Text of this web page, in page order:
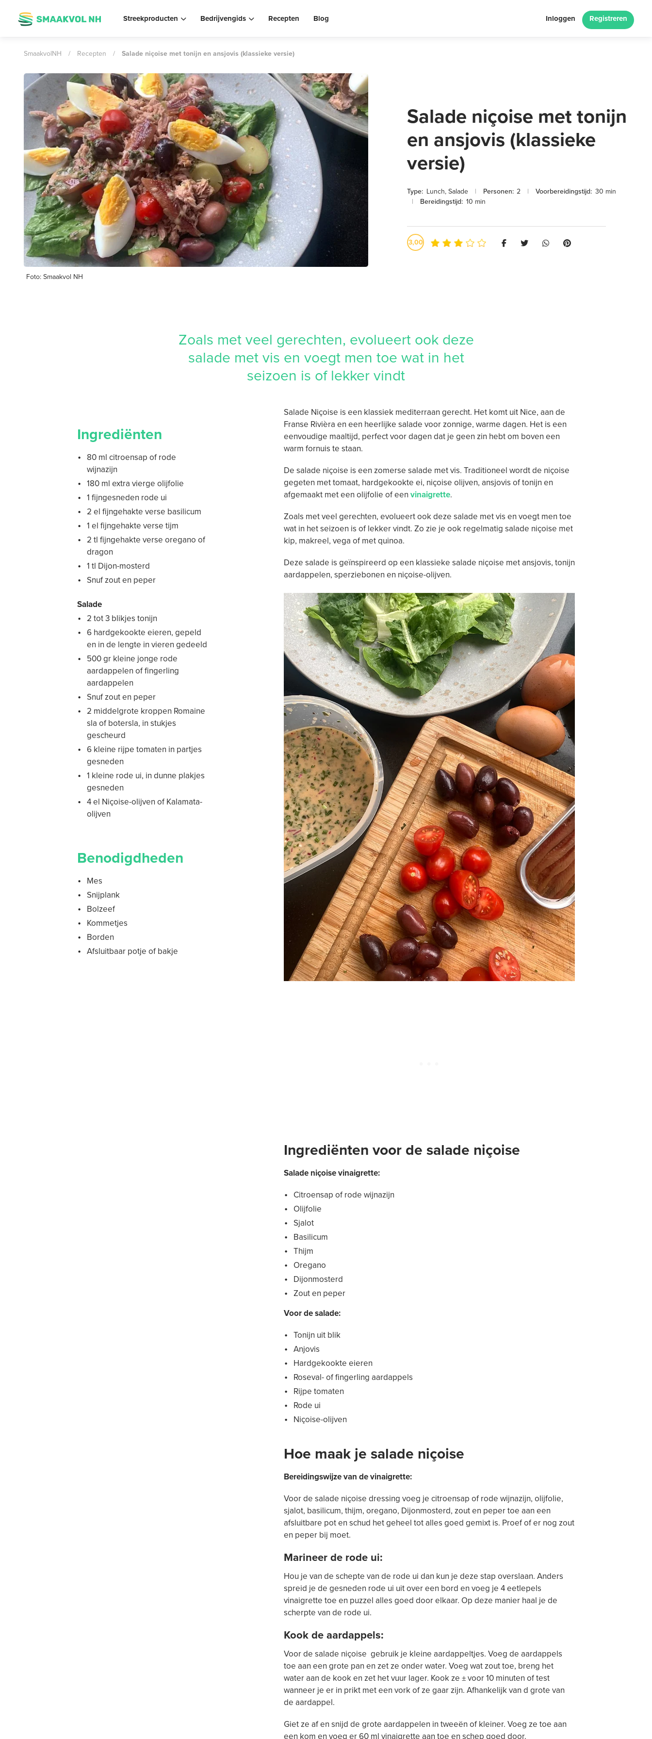
Streekproducten Bedrijvengids Recepten Blog Inloggen Registreren
SmaakvolNH / Recepten / Salade niçoise met tonijn en ansjovis (klassieke versie)
Foto: Smaakvol NH
Salade niçoise met tonijn
en ansjovis (klassieke
versie)
Type: Lunch,Salade | Personen: 2 | Voorbereidingstijd: 30 min
|
Bereidingstijd: 10 min
3,00
Zoals met veel gerechten, evolueert ook deze
salade met vis en voegt men toe wat in het
seizoen is of lekker vindt
Ingrediënten
80 ml citroensap of rode
wijnazijn
180 ml extra vierge olijfolie
1 fijngesneden rode ui
2 el fijngehakte verse basilicum
1 el fijngehakte verse tijm
2 tl fijngehakte verse oregano of
dragon
1 tl Dijon-mosterd
Snuf zout en peper
Salade
2 tot 3 blikjes tonijn
6 hardgekookte eieren, gepeld
en in de lengte in vieren gedeeld
500 gr kleine jonge rode
aardappelen of fingerling
aardappelen
Snuf zout en peper
2 middelgrote kroppen Romaine
sla of botersla, in stukjes
gescheurd
6 kleine rijpe tomaten in partjes
gesneden
1 kleine rode ui, in dunne plakjes
gesneden
4 el Niçoise-olijven of Kalamata-
olijven
Benodigdheden
Mes
Snijplank
Bolzeef
Kommetjes
Borden
Afsluitbaar potje of bakje
Salade Niçoise is een klassiek mediterraan gerecht. Het komt uit Nice, aan de
Franse Rivièra en een heerlijke salade voor zonnige, warme dagen. Het is een
eenvoudige maaltijd, perfect voor dagen dat je geen zin hebt om boven een
warm fornuis te staan.
De salade niçoise is een zomerse salade met vis. Traditioneel wordt de niçoise
gegeten met tomaat, hardgekookte ei, niçoise olijven, ansjovis of tonijn en
afgemaakt met een olijfolie of een vinaigrette.
Zoals met veel gerechten, evolueert ook deze salade met vis en voegt men toe
wat in het seizoen is of lekker vindt. Zo zie je ook regelmatig salade niçoise met
kip, makreel, vega of met quinoa.
Deze salade is geïnspireerd op een klassieke salade niçoise met ansjovis, tonijn
aardappelen, sperziebonen en niçoise-olijven.
Ingrediënten voor de salade niçoise
Salade niçoise vinaigrette:
Citroensap of rode wijnazijn
Olijfolie
Sjalot
Basilicum
Thijm
Oregano
Dijonmosterd
Zout en peper
Voor de salade:
Tonijn uit blik
Anjovis
Hardgekookte eieren
Roseval- of fingerling aardappels
Rijpe tomaten
Rode ui
Niçoise-olijven
Hoe maak je salade niçoise
Bereidingswijze van de vinaigrette:
Voor de salade niçoise dressing voeg je citroensap of rode wijnazijn, olijfolie,
sjalot, basilicum, thijm, oregano, Dijonmosterd, zout en peper toe aan een
afsluitbare pot en schud het geheel tot alles goed gemixt is. Proef of er nog zout
en peper bij moet.
Marineer de rode ui:
Hou je van de schepte van de rode ui dan kun je deze stap overslaan. Anders
spreid je de gesneden rode ui uit over een bord en voeg je 4 eetlepels
vinaigrette toe en puzzel alles goed door elkaar. Op deze manier haal je de
scherpte van de rode ui.
Kook de aardappels:
Voor de salade niçoise gebruik je kleine aardappeltjes. Voeg de aardappels
toe aan een grote pan en zet ze onder water. Voeg wat zout toe, breng het
water aan de kook en zet het vuur lager. Kook ze ± voor 10 minuten of test
wanneer je er in prikt met een vork of ze gaar zijn. Afhankelijk van d grote van
de aardappel.
Giet ze af en snijd de grote aardappelen in tweeën of kleiner. Voeg ze toe aan
een kom en voeg er 60 ml vinaigrette aan toe en schep goed door.